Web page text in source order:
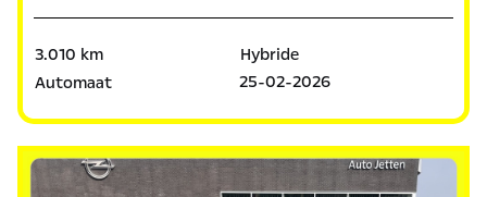
3.010 km
Hybride
Automaat
25-02-2026